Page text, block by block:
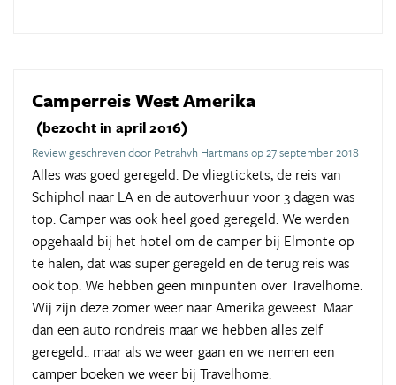
Camperreis West Amerika
(bezocht in april 2016)
Review geschreven door Petrahvh Hartmans op 27 september 2018
Alles was goed geregeld. De vliegtickets, de reis van
Schiphol naar LA en de autoverhuur voor 3 dagen was
top. Camper was ook heel goed geregeld. We werden
opgehaald bij het hotel om de camper bij Elmonte op
te halen, dat was super geregeld en de terug reis was
ook top. We hebben geen minpunten over Travelhome.
Wij zijn deze zomer weer naar Amerika geweest. Maar
dan een auto rondreis maar we hebben alles zelf
geregeld.. maar als we weer gaan en we nemen een
camper boeken we weer bij Travelhome.